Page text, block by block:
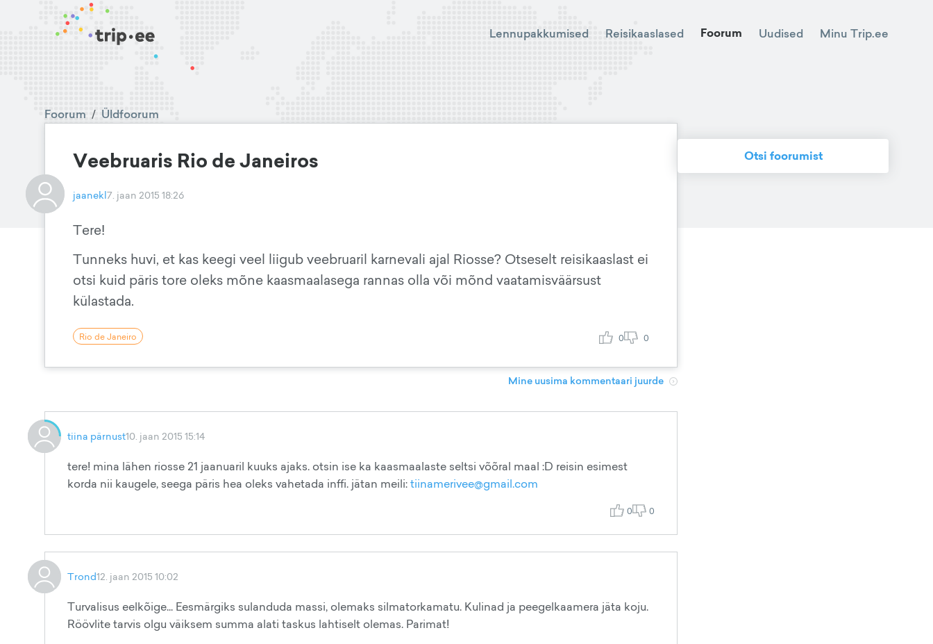
Lennupakkumised Reisikaaslased Foorum Uudised Minu Trip.ee
Foorum / Üldfoorum
Veebruaris Rio de Janeiros
jaanekl7. jaan 2015 18:26
Tere!
Tunneks huvi, et kas keegi veel liigub veebruaril karnevali ajal Riosse? Otseselt reisikaaslast ei
otsi kuid päris tore oleks mõne kaasmaalasega rannas olla või mõnd vaatamisväärsust
külastada.
Rio de Janeiro 0 0
Mine uusima kommentaari juurde
tiina pärnust10. jaan 2015 15:14
tere! mina lähen riosse 21 jaanuaril kuuks ajaks. otsin ise ka kaasmaalaste seltsi võõral maal :D reisin esimest
korda nii kaugele, seega päris hea oleks vahetada inffi. jätan meili:tiinamerivee@gmail.com
0 0
Trond12. jaan 2015 10:02
Turvalisus eelkõige... Eesmärgiks sulanduda massi, olemaks silmatorkamatu. Kulinad ja peegelkaamera jäta koju.
Röövlite tarvis olgu väiksem summa alati taskus lahtiselt olemas. Parimat!
Otsi foorumist